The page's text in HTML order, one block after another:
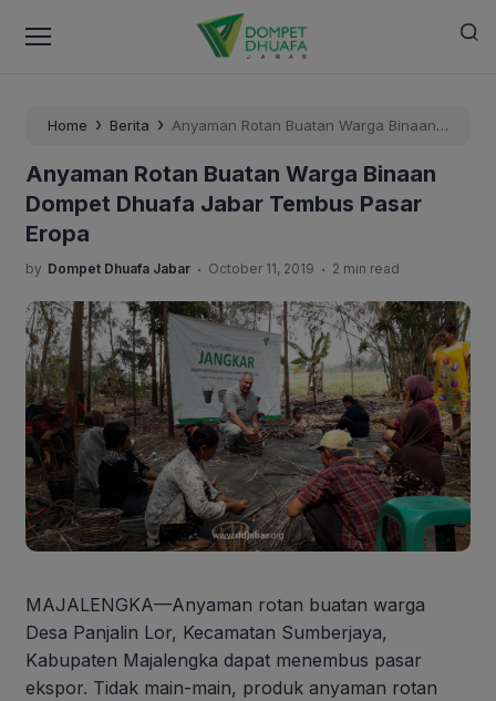
Home › Berita › Anyaman Rotan Buatan Warga Binaan
Anyaman Rotan Buatan Warga Binaan
Dompet Dhuafa Jabar Tembus Pasar
Eropa
by Dompet Dhuafa Jabar . October 11, 2019 . 2 min read
MAJALENGKA—Anyaman rotan buatan warga
Desa Panjalin Lor, Kecamatan Sumberjaya,
Kabupaten Majalengka dapat menembus pasar
ekspor. Tidak main-main, produk anyaman rotan